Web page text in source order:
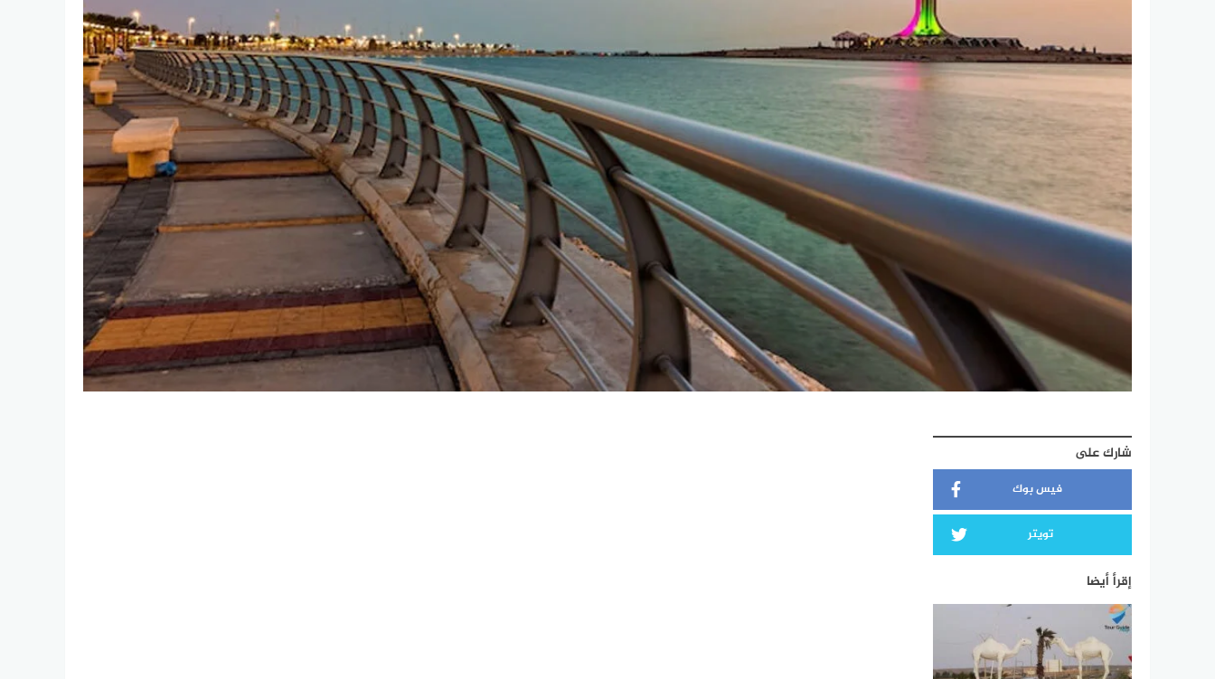
شارك على
فيس بوك
تويتر
إقرأ أيضا